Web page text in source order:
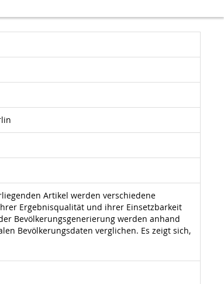
Artikel werden verschiedene
Ergebnisqualität und ihrer Einsetzbarkeit
Bevölkerungsgenerierung werden anhand
Bevölkerungsdaten verglichen. Es zeigt sich,